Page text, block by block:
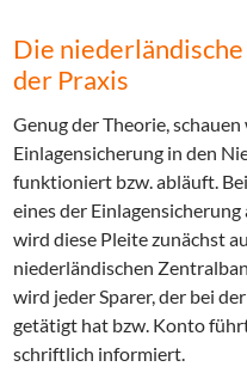
Die
der Praxis
Genug der Theorie,
Einlagensicherung in den
funktioniert bzw. abläuft.
eines der
wird diese Pleite zunächst
niederländischen
wird jeder Sparer, der bei
getätigt hat bzw. Konto
schriftlich informiert.